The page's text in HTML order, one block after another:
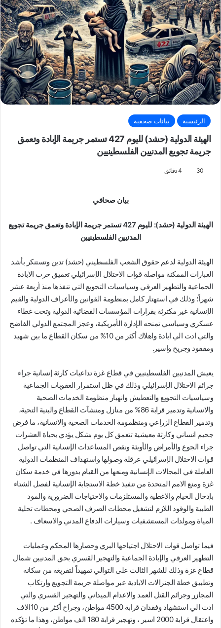
الرئيسية بيانات صحفية
الهيئة الدولية (حشد) لليوم 427 تستمر جريمة الإبادة وتعمق
جريمة تجويع المدنيين الفلسطينيين
30
بيان صحافي
الهيئة الدولية (حشد): لليوم 427 تستمر جريمة الإبادة وتعمق جريمة تجويع
المدنيين الفلسطينيين
الهيئة الدولية لدعم حقوق الشعب الفلسطيني (حشد) تدين وتستنكر بأشد
العبارات الممكنة مواصلة قوات الاحتلال الإسرائيلي تعميق حرب الابادة
الجماعية والتطهير العرقي وسياسيات التجويع التي تنفذها منذ أربعة عشر
شهراً؛ وذلك في استهتار كامل بمنظومة القوانين والأعراف الدولية والقيم
الإنسانية غير مكترثة بقرارات المؤسسات القضائية الدولية وتحت غطاء
عسكري وسياسي تمنحه الإدارة الأمريكية، وعجز المجتمع الدولي الفاضح
والتي ادت الي ابادة واهلاك أكثر من 10% من سكان القطاع ما بين شهيد
ومفقود وجريح واسير.
يعيش المدنيين الفلسطينيين في قطاع غزة تداعيات كارثة إنسانية جراء
جرائم الاحتلال الإسرائيلي وذلك في ظل استمرار العقوبات الجماعية
وسياسيات التجويع والتعطيش وانهيار منظومة الخدمات الصحية
والانسانية وتدمير قرابة 86% من منازل ومنشآت القطاع والبنية التحية،
وتدمير القطاع الزراعي ومنظمومة الخدمات الصحية والانسانية، ما فرض
جحيم انساني وكارثة معيشية تتعمق كل يوم بشكل يؤدي بحياة العشرات
جراء الجوع والأمراض والأوبئة ونقص المساعدات الإنسانية التي تواصل
قوات الاحتلال الإسرائيلي عرقلة وصولها واستهداف المنظمات الدولية
العاملة في المجالات الإنسانية ومنعها من القيام بدورها في خدمة سكان
غزة ومنع الامم المتحدة من تنفيذ خطة الاستجابة الإنسانية لفصل الشتاء
بإدخال الخيام والاغطية والمستلزمات والاحتياجات الضرورية والمود
الطبية والوقود اللازم لتشغيل محطات الصرف الصحي ومحطات تحلية
المياة ومولدات المستشفيات وسيارات الدفاع المدني والاسعاف .
فيما تواصل قوات الاحتلال اجتياحها البري وحصارها المحكم وعمليات
التطهير العرقي والإبادة الجماعية والتهجير القسري بحق المدنيين شمال
قطاع غزة وذلك للشهر الثالث على التوالي تمهيداً لتفريغه من سكانه
وتطبيق خطة الجنرالات الابادية عبر مواصلة جريمة التجويع وارتكاب
المجازر وجرائم القتل العمد والاعدام الميداني والتهجير القسري والتي
ادت الي استشهاد وفقدان قرابة 4500 مواطن، وجراح أكثر من 10الاف
واعتقال قرابة 2000 اسير ، وتهجير قرابة 180 الف مواطن، وهذا ما تؤكده